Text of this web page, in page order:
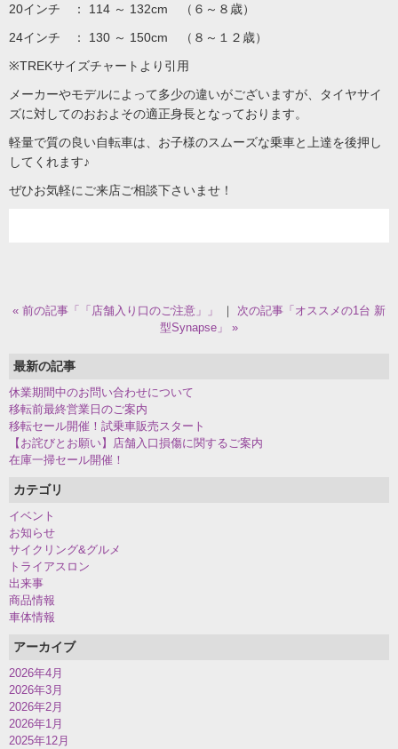
20インチ ： 114 ～ 132cm （６～８歳）
24インチ ： 130 ～ 150cm （８～１２歳）
※TREKサイズチャートより引用
メーカーやモデルによって多少の違いがございますが、タイヤサイ
ズに対してのおおよその適正身長となっております。
軽量で質の良い自転車は、お子様のスムーズな乗車と上達を後押し
してくれます♪
ぜひお気軽にご来店ご相談下さいませ！
« 前の記事「「店舗入り口のご注意」」 ｜ 次の記事「オススメの1台 新
型Synapse」 »
最新の記事
休業期間中のお問い合わせについて
移転前最終営業日のご案内
移転セール開催！試乗車販売スタート
【お詫びとお願い】店舗入口損傷に関するご案内
在庫一掃セール開催！
カテゴリ
イベント
お知らせ
サイクリング&グルメ
トライアスロン
出来事
商品情報
車体情報
アーカイブ
2026年4月
2026年3月
2026年2月
2026年1月
2025年12月